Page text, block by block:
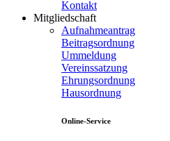
Kontakt
Mitgliedschaft
Aufnahmeantrag
Beitragsordnung
Ummeldung
Vereinssatzung
Ehrungsordnung
Hausordnung
Online-Service